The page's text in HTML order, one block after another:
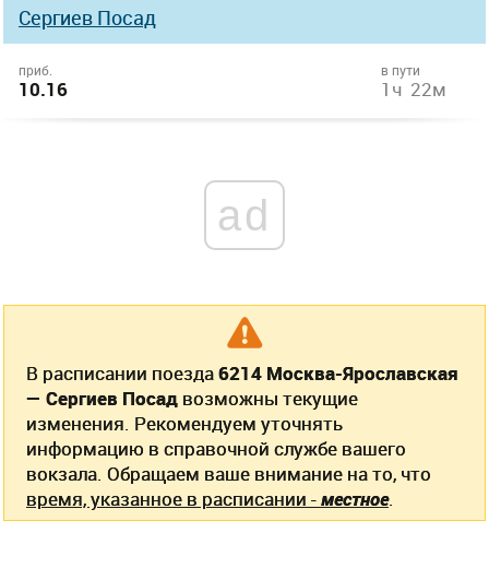
Сергиев Посад
приб.
10.16
в пути
1ч 22м
ad
В расписании поезда6214 Москва-Ярославская
— Сергиев Посад возможны текущие
изменения. Рекомендуем уточнять
информацию в справочной службе вашего
вокзала. Обращаем ваше внимание на то, что
время, указанное в расписании -местное.